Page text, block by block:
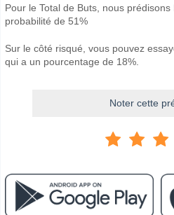
Pour le Total de Buts, nous
probabilité de 51%
Sur le côté risqué, vous pouvez
qui a un pourcentage de 18%.
Noter cette